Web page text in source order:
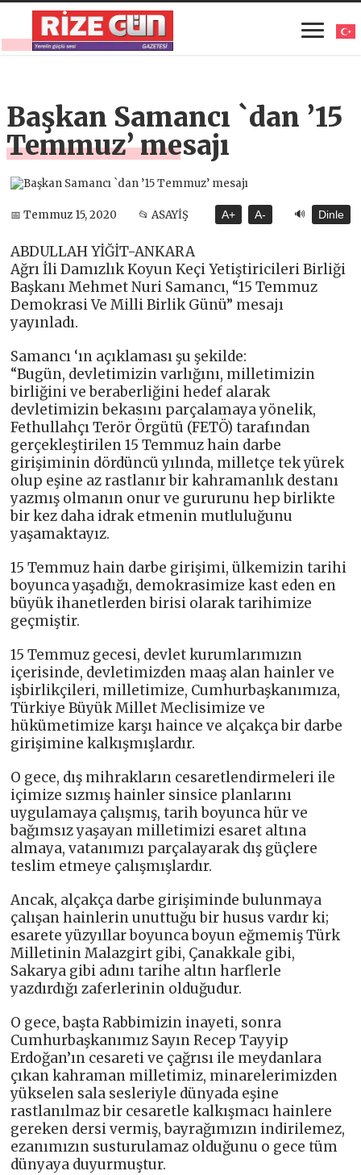
Başkan Samancı `dan ’15
Temmuz’ mesajı
📅 Temmuz 15, 2020 📂 ASAYİŞ A+ A- 🔊 Dinle
ABDULLAH YİĞİT-ANKARA
Ağrı İli Damızlık Koyun Keçi Yetiştiricileri Birliği
Başkanı Mehmet Nuri Samancı, “15 Temmuz
Demokrasi Ve Milli Birlik Günü” mesajı
yayınladı.
Samancı ‘ın açıklaması şu şekilde:
“Bugün, devletimizin varlığını, milletimizin
birliğini ve beraberliğini hedef alarak
devletimizin bekasını parçalamaya yönelik,
Fethullahçı Terör Örgütü (FETÖ) tarafından
gerçekleştirilen 15 Temmuz hain darbe
girişiminin dördüncü yılında, milletçe tek yürek
olup eşine az rastlanır bir kahramanlık destanı
yazmış olmanın onur ve gururunu hep birlikte
bir kez daha idrak etmenin mutluluğunu
yaşamaktayız.
15 Temmuz hain darbe girişimi, ülkemizin tarihi
boyunca yaşadığı, demokrasimize kast eden en
büyük ihanetlerden birisi olarak tarihimize
geçmiştir.
15 Temmuz gecesi, devlet kurumlarımızın
içerisinde, devletimizden maaş alan hainler ve
işbirlikçileri, milletimize, Cumhurbaşkanımıza,
Türkiye Büyük Millet Meclisimize ve
hükümetimize karşı haince ve alçakça bir darbe
girişimine kalkışmışlardır.
O gece, dış mihrakların cesaretlendirmeleri ile
içimize sızmış hainler sinsice planlarını
uygulamaya çalışmış, tarih boyunca hür ve
bağımsız yaşayan milletimizi esaret altına
almaya, vatanımızı parçalayarak dış güçlere
teslim etmeye çalışmışlardır.
Ancak, alçakça darbe girişiminde bulunmaya
çalışan hainlerin unuttuğu bir husus vardır ki;
esarete yüzyıllar boyunca boyun eğmemiş Türk
Milletinin Malazgirt gibi, Çanakkale gibi,
Sakarya gibi adını tarihe altın harflerle
yazdırdığı zaferlerinin olduğudur.
O gece, başta Rabbimizin inayeti, sonra
Cumhurbaşkanımız Sayın Recep Tayyip
Erdoğan’ın cesareti ve çağrısı ile meydanlara
çıkan kahraman milletimiz, minarelerimizden
yükselen sala sesleriyle dünyada eşine
rastlanılmaz bir cesaretle kalkışmacı hainlere
gereken dersi vermiş, bayrağımızın indirilemez,
ezanımızın susturulamaz olduğunu o gece tüm
dünyaya duyurmuştur.